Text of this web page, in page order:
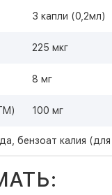
3 капли (0,2мл)
225 мкг
8 мг
100 мг
бензоат калия